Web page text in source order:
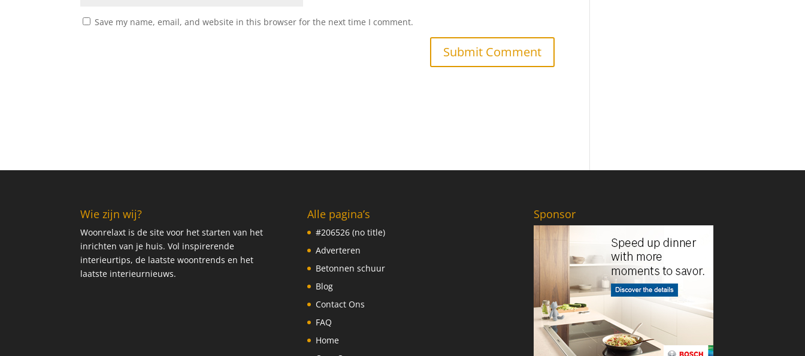
Save my name, email, and website in this browser for the next time I comment.
Wie zijn wij?
Woonrelaxt is de site voor het starten van het
inrichten van je huis. Vol inspirerende
interieurtips, de laatste woontrends en het
laatste interieurnieuws.
Alle pagina’s
#206526 (no title)
Adverteren
Betonnen schuur
Blog
Contact Ons
FAQ
Home
Sponsor